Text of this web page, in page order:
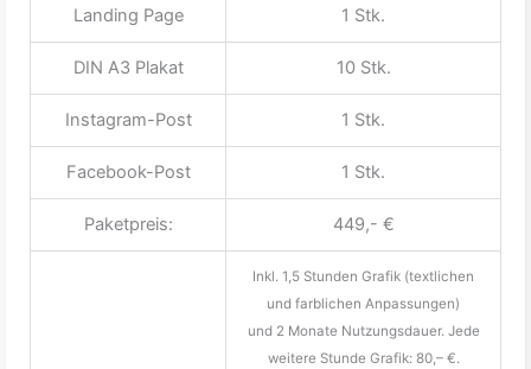
Landing Page 1 Stk.
DIN A3 Plakat 10 Stk.
Instagram-Post 1 Stk.
Facebook-Post 1 Stk.
Paketpreis: 449,- €
Inkl. 1,5 Stunden Grafik (textlichen
und farblichen Anpassungen)
und 2 Monate Nutzungsdauer. Jede
weitere Stunde Grafik: 80,– €.